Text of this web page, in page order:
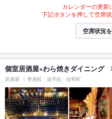
カレンダーの更新
下記ボタンを押して空席
空席状況
個室居酒屋×わら焼きダイニング
居酒屋 帯屋町・追手筋・知寄町